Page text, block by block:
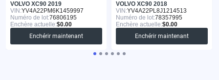
VOLVO XC90 2019
VIN:YV4A22PM6K1459997
Numéro de lot:76806195
Enchère actuelle:$0.00
Enchérir maintenant
VOLVO XC90 2018
VIN:YV4A22PL8J1214513
Numéro de lot:78357995
Enchère actuelle:$0.00
Enchérir maintenant